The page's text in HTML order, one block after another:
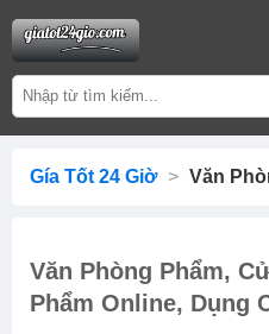
Gía Tốt 24 Giờ > Văn
Văn Phòng Phẩm,
Phẩm Online, Dụng